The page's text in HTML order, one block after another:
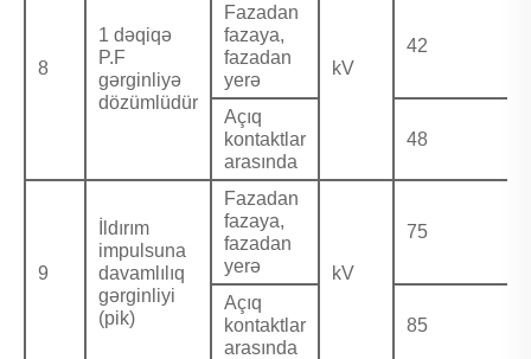
8
1 dəqiqə
P.F
gərginliyə
dözümlüdür
kV
Fazadan
fazaya,
fazadan
yerə
42
Açıq
kontaktlar
arasında
48
9
İldırım
impulsuna
davamlılıq
gərginliyi
(pik)
Fazadan
fazaya,
fazadan
yerə
kV
75
Açıq
kontaktlar
arasında
85